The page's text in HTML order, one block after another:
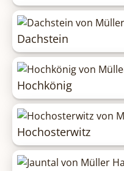
Dachstein
Hochkönig
Hochosterwitz